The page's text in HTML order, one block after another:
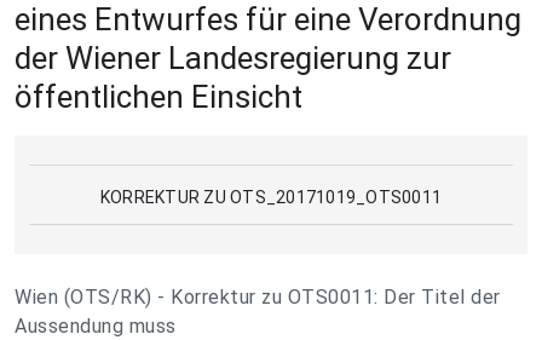
eines Entwurfes für eine Verordnung
der Wiener Landesregierung zur
öffentlichen Einsicht
KORREKTUR ZU OTS_20171019_OTS0011
Wien (OTS/RK) - Korrektur zu OTS0011: Der Titel der
Aussendung muss